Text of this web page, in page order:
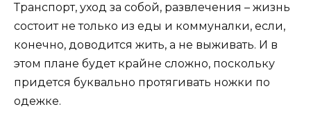
Транспорт, уход за собой, развлечения – жизнь
состоит не только из еды и коммуналки, если,
конечно, доводится жить, а не выживать. И в
этом плане будет крайне сложно, поскольку
придется буквально протягивать ножки по
одежке.